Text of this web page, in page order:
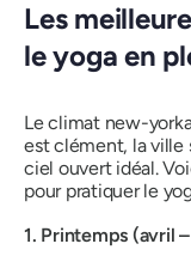
Les
le yoga en
Le climat new-
est clément, la ville
ciel ouvert idéal.
pour pratiquer le
1. Printemps (avril